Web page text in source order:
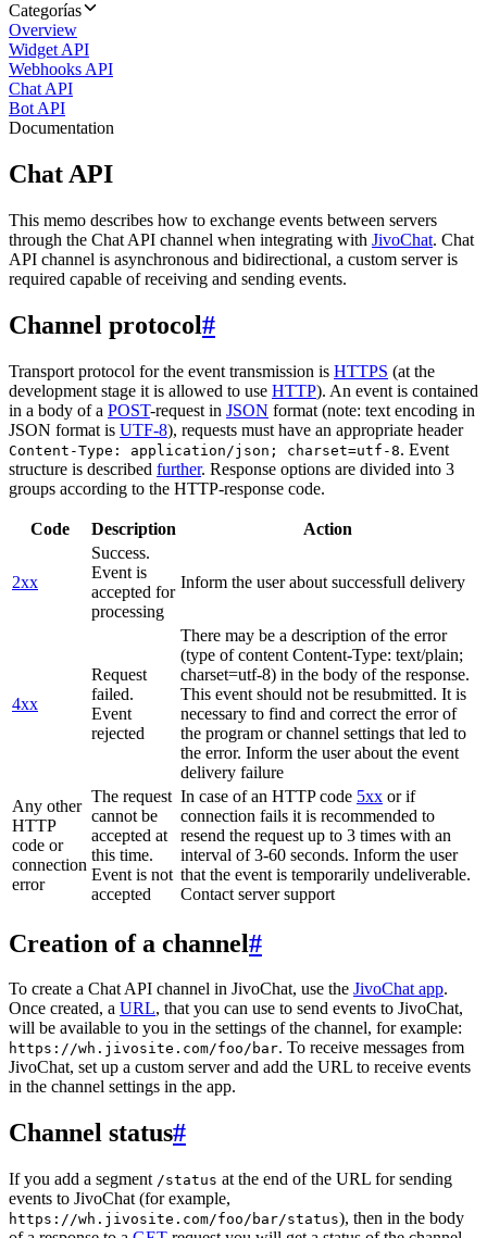
Categorías
Overview
Widget API
Webhooks API
Chat API
Bot API
Documentation
Chat API
This memo describes how to exchange events between servers
through the Chat API channel when integrating with JivoChat. Chat
API channel is asynchronous and bidirectional, a custom server is
required capable of receiving and sending events.
Channel protocol#
Transport protocol for the event transmission is HTTPS (at the
development stage it is allowed to use HTTP). An event is contained
in a body of a POST-request in JSON format (note: text encoding in
JSON format is UTF-8), requests must have an appropriate header
Content-Type: application/json; charset=utf-8. Event
structure is described further. Response options are divided into 3
groups according to the HTTP-response code.
Code Description Action
2xx
Success.
Event is
accepted for
processing
Inform the user about successfull delivery
4xx
Request
failed.
Event
rejected
There may be a description of the error
(type of content Content-Type: text/plain;
charset=utf-8) in the body of the response.
This event should not be resubmitted. It is
necessary to find and correct the error of
the program or channel settings that led to
the error. Inform the user about the event
delivery failure
Any other
HTTP
code or
connection
error
The request
cannot be
accepted at
this time.
Event is not
accepted
In case of an HTTP code 5xx or if
connection fails it is recommended to
resend the request up to 3 times with an
interval of 3-60 seconds. Inform the user
that the event is temporarily undeliverable.
Contact server support
Creation of a channel#
To create a Chat API channel in JivoChat, use the JivoChat app.
Once created, a URL, that you can use to send events to JivoChat,
will be available to you in the settings of the channel, for example:
https://wh.jivosite.com/foo/bar. To receive messages from
JivoChat, set up a custom server and add the URL to receive events
in the channel settings in the app.
Channel status#
If you add a segment /status at the end of the URL for sending
events to JivoChat (for example,
https://wh.jivosite.com/foo/bar/status), then in the body